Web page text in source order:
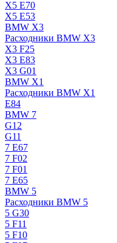
X5 E70
X5 E53
BMW X3
Расходники BMW X3
X3 F25
X3 E83
X3 G01
BMW X1
Расходники BMW X1
E84
BMW 7
G12
G11
7 Е67
7 F02
7 F01
7 E65
BMW 5
Расходники BMW 5
5 G30
5 F11
5 F10